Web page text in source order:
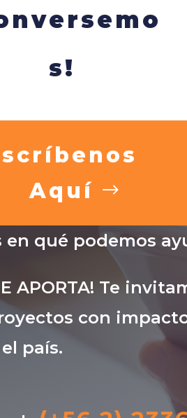
s!
Aquí
en qué podemos
APORTA! Te
con
país.